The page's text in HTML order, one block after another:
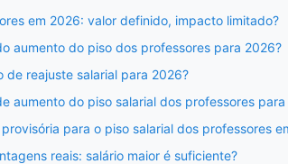
em 2026: valor definido, impacto limitado?
aumento do piso dos professores para 2026?
de reajuste salarial para 2026?
aumento do piso salarial dos professores
para o piso salarial dos professores
reais: salário maior é suficiente?